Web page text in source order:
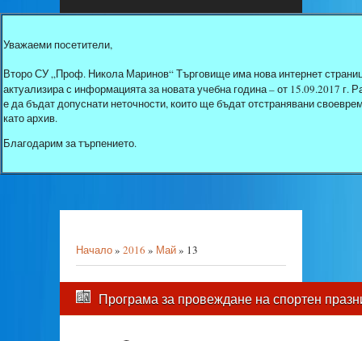
Уважаеми посетители,
Второ СУ „Проф. Никола Маринов“ Търговище има нова интернет
актуализира с информацията за новата учебна година – от 15.09.2017
е да бъдат допуснати неточности, които ще бъдат отстранявани
като архив.
Благодарим за търпението.
Начало» 2016 » Май» 13
Програма за провеждане на спортен